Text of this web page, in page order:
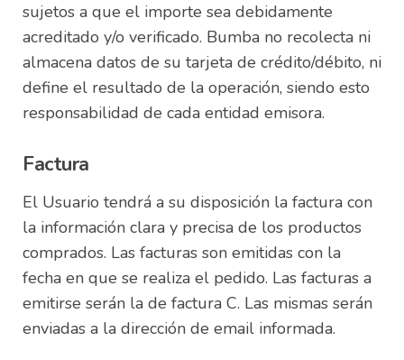
sujetos a que el importe sea debidamente
acreditado y/o verificado. Bumba no recolecta ni
almacena datos de su tarjeta de crédito/débito, ni
define el resultado de la operación, siendo esto
responsabilidad de cada entidad emisora.
Factura
El Usuario tendrá a su disposición la factura con
la información clara y precisa de los productos
comprados. Las facturas son emitidas con la
fecha en que se realiza el pedido. Las facturas a
emitirse serán la de factura C. Las mismas serán
enviadas a la dirección de email informada.